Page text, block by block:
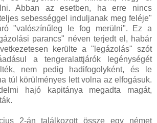
Abban az esetben, ha erre nincs
sebességgel induljanak meg feléje"
"valószínűleg le fog merülni". Ez a
parancs" néven terjedt el, habár
kerülte a "legázolás" szót
a tengeralattjárók legénységét
nem pedig hadifogolyként, és le
túl körülményes lett volna az elfogásuk.
hajó kapitánya megadta magát,
2-án találkozott össze egy német